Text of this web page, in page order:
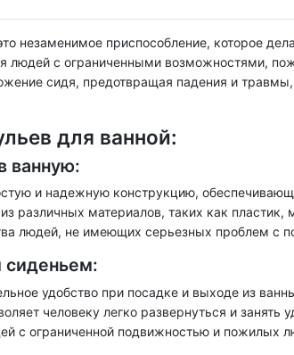
незаменимое приспособление, которое
людей с ограниченными возможностями,
сидя, предотвращая падения и
для ванной:
ванную:
и надежную конструкцию,
различных материалов, таких как пластик,
людей, не имеющих серьезных проблем с
сиденьем:
удобство при посадке и выходе из
человеку легко развернуться и занять
с ограниченной подвижностью и пожилых